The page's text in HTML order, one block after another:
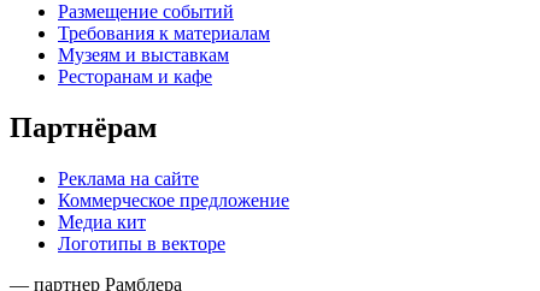
Размещение событий
Требования к материалам
Музеям и выставкам
Ресторанам и кафе
Партнёрам
Реклама на сайте
Коммерческое предложение
Медиа кит
Логотипы в векторе
— партнер Рамблера